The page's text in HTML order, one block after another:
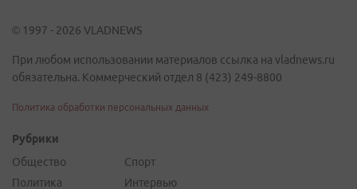
© 1997 - 2026 VLADNEWS
При любом использовании материалов ссылка на vladnews.ru
обязательна. Коммерческий отдел 8 (423) 249-8800
Политика обработки персональных данных
Рубрики
Общество
Политика
Спорт
Интервью